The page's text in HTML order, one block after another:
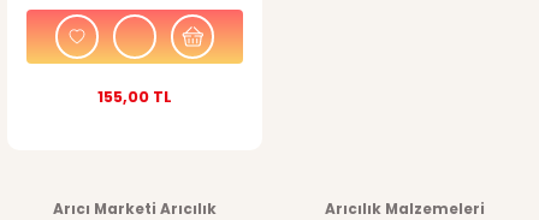
155,00 TL
Arıcı Marketi Arıcılık
Arıcılık Malzemeleri